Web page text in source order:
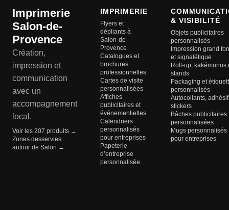
Imprimerie
Salon-de-
Provence
Création,
impression et
communication
avec un
accompagnement
local.
Voir les 207 produits →
Zones desservies
autour de Salon →
IMPRIMERIE
Flyers et
dépliants à
Salon-de-
Provence
Catalogues et
brochures
professionnelles
Cartes de visite
personnalisées
Affiches
publicitaires et
événementielles
Calendriers
personnalisés
pour entreprises
Papeterie
d’entreprise
personnalisée
& VISIBILITÉ
Objets publicitaires
personnalisés
Impression grand
et signalétique
Roll-up, kakémonos
stands
Packaging et
personnalisés
Autocollants,
stickers
Bâches publicitaires
personnalisées
Mugs personnalisés
pour entreprises